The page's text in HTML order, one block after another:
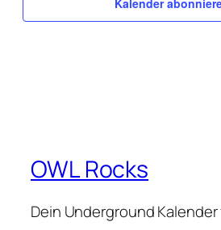
Kalender
OWL Rocks
Dein Underground Kalender